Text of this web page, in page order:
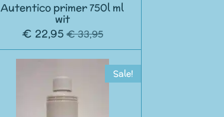
Autentico primer 750l ml
wit
€ 22,95 € 33,95
Sale!